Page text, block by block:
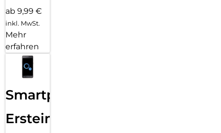
ab 9,99 €
inkl. MwSt.
Mehr
erfahren
Smartphone
Ersteinrichtung